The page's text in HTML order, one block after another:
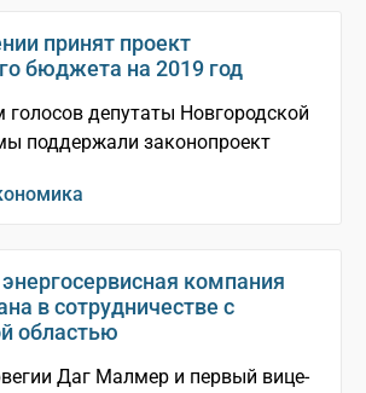
принят проект
бюджета на 2019 год
депутаты Новгородской
поддержали законопроект
компания
в сотрудничестве с
областью
Даг Малмер и первый вице-